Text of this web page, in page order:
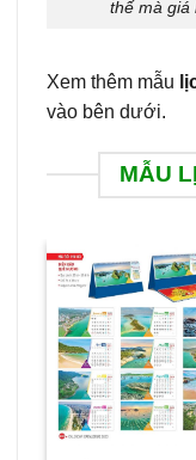
thế mà giá
Xem thêm mẫu
vào bên dưới.
MẪU